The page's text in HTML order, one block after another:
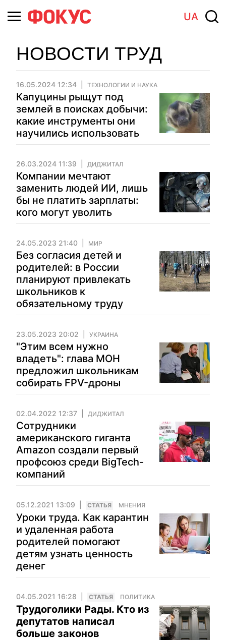
UA
НОВОСТИ ТРУД
16.05.2024 12:34 ТЕХНОЛОГИИ И НАУКА
Капуцины рыщут под
землей в поисках добычи:
какие инструменты они
научились использовать
26.03.2024 11:39 ДИДЖИТАЛ
Компании мечтают
заменить людей ИИ, лишь
бы не платить зарплаты:
кого могут уволить
24.05.2023 21:40 МИР
Без согласия детей и
родителей: в России
планируют привлекать
школьников к
обязательному труду
23.05.2023 20:02 УКРАИНА
"Этим всем нужно
владеть": глава МОН
предложил школьникам
собирать FPV-дроны
02.04.2022 12:37 ДИДЖИТАЛ
Сотрудники
американского гиганта
Amazon создали первый
профсоюз среди BigTech-
компаний
05.12.2021 13:09 CТАТЬЯ МНЕНИЯ
Уроки труда. Как карантин
и удаленная работа
родителей помогают
детям узнать ценность
денег
04.05.2021 16:28 CТАТЬЯ ПОЛИТИКА
Трудоголики Рады. Кто из
депутатов написал
больше законов